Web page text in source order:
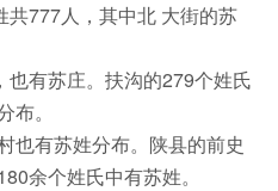
777人，其中北 大街的苏
有苏庄。扶沟的279个姓氏
。
也有苏姓分布。陕县的前史
余个姓氏中有苏姓。